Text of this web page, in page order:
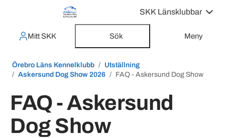
SKK Länsklubbar
Mitt SKK Sök Meny
Örebro Läns Kennelklubb
Utställning
Askersund Dog Show 2026
FAQ - Askersund Dog Show
FAQ - Askersund
Dog Show